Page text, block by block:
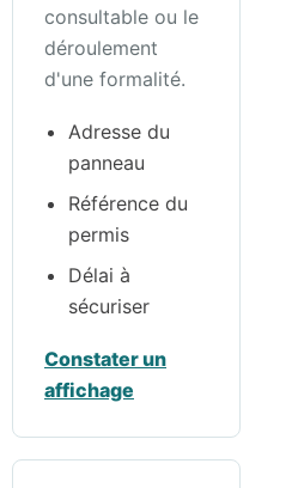
consultable ou le
déroulement
d'une formalité.
Adresse du
panneau
Référence du
permis
Délai à
sécuriser
Constater un
affichage